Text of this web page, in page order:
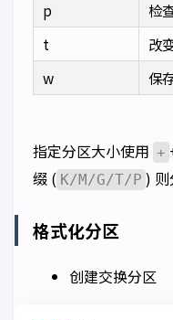
p
检
t
改
w
保
指定分区大小使用 +
缀 ( K/M/G/T/P )
格式化分区
创建交换分区